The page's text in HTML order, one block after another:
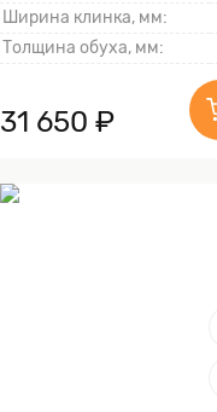
Ширина клинка, мм:
Толщина обуха, мм:
31 650 ₽